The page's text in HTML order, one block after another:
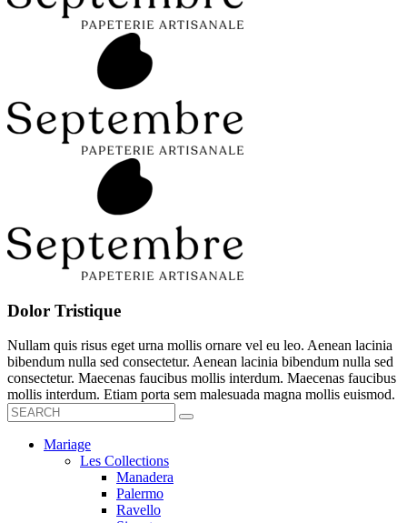
Dolor Tristique
Nullam quis risus eget urna mollis ornare vel eu leo. Aenean lacinia
bibendum nulla sed consectetur. Aenean lacinia bibendum nulla sed
consectetur. Maecenas faucibus mollis interdum. Maecenas faucibus
mollis interdum. Etiam porta sem malesuada magna mollis euismod.
Mariage
Les Collections
Manadera
Palermo
Ravello